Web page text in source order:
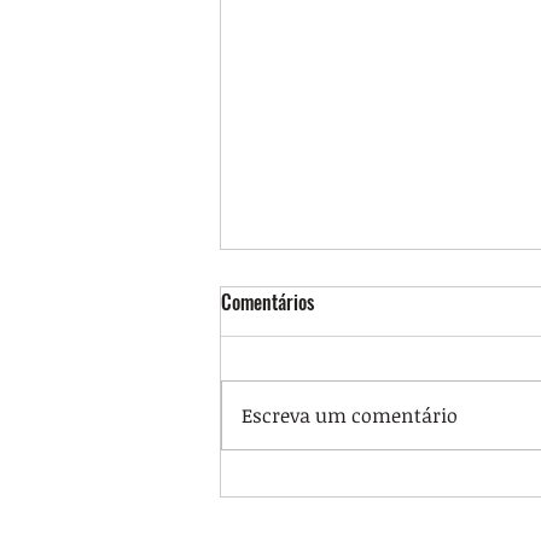
Portaria regulamenta jornada
Comentários
Escreva um comentário